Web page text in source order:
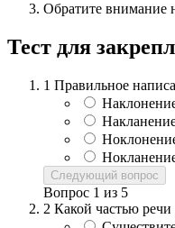
Обратите внимание
Тест для
1 Правильное
Следующий вопрос
Вопрос 1 из 5
2 Какой частью речи